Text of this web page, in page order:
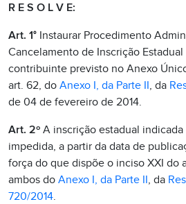
R E S O L V E:
Art. 1° Instaurar Procedimento
Cancelamento de Inscrição Estadual
contribuinte previsto no Anexo
art. 62, do Anexo I, da Parte II, da
de 04 de fevereiro de 2014.
Art. 2º A inscrição estadual
impedida, a partir da data de
força do que dispõe o inciso XXI do
ambos do Anexo I, da Parte II, da
720/2014.